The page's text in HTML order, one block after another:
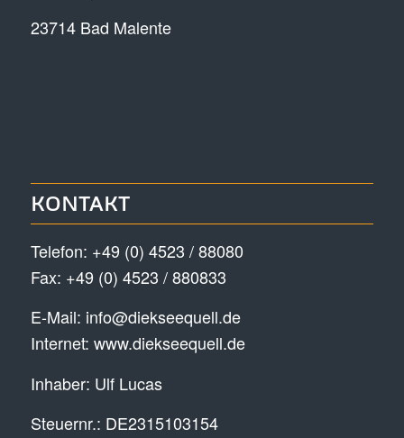
23714 Bad Malente
KONTAKT
Telefon: +49 (0) 4523 / 88080
Fax: +49 (0) 4523 / 880833
E-Mail: info@diekseequell.de
Internet: www.diekseequell.de
Inhaber: Ulf Lucas
Steuernr.: DE2315103154